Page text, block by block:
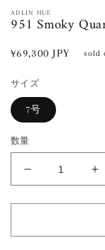
メ
デ
(1)
開
く
ADLIN HUE
951 Smoky
通
価
格
¥69,300 JPY sold
サイズ
7号
数量
Smoky
Quartz
One